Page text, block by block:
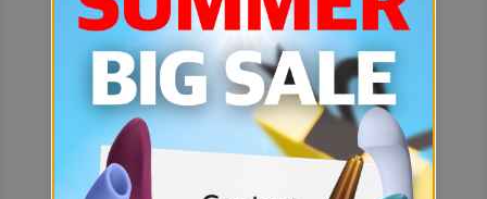
예상치 못한 에러입니다.